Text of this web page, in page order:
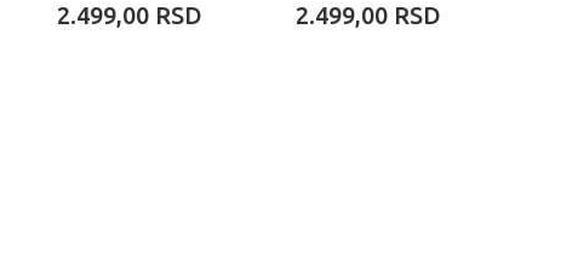
2.499,00 RSD 2.499,00 RSD